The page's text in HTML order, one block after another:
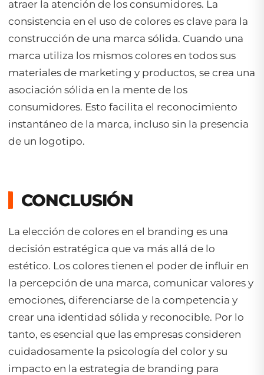
atraer la atención de los consumidores. La
consistencia en el uso de colores es clave para la
construcción de una marca sólida. Cuando una
marca utiliza los mismos colores en todos sus
materiales de marketing y productos, se crea una
asociación sólida en la mente de los
consumidores. Esto facilita el reconocimiento
instantáneo de la marca, incluso sin la presencia
de un logotipo.
CONCLUSIÓN
La elección de colores en el branding es una
decisión estratégica que va más allá de lo
estético. Los colores tienen el poder de influir en
la percepción de una marca, comunicar valores y
emociones, diferenciarse de la competencia y
crear una identidad sólida y reconocible. Por lo
tanto, es esencial que las empresas consideren
cuidadosamente la psicología del color y su
impacto en la estrategia de branding para